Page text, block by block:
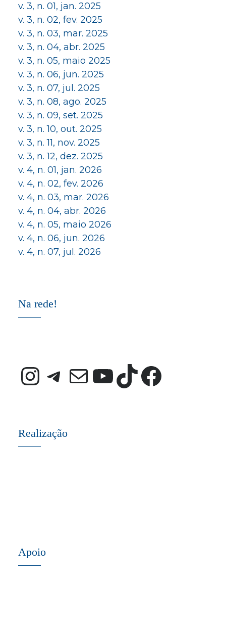
v. 3, n. 01, jan. 2025
v. 3, n. 02, fev. 2025
v. 3, n. 03, mar. 2025
v. 3, n. 04, abr. 2025
v. 3, n. 05, maio 2025
v. 3, n. 06, jun. 2025
v. 3, n. 07, jul. 2025
v. 3, n. 08, ago. 2025
v. 3, n. 09, set. 2025
v. 3, n. 10, out. 2025
v. 3, n. 11, nov. 2025
v. 3, n. 12, dez. 2025
v. 4, n. 01, jan. 2026
v. 4, n. 02, fev. 2026
v. 4, n. 03, mar. 2026
v. 4, n. 04, abr. 2026
v. 4, n. 05, maio 2026
v. 4, n. 06, jun. 2026
v. 4, n. 07, jul. 2026
Na rede!
Instagram
Telegram
E-mail
Youtube
TikTok
Realização
Apoio